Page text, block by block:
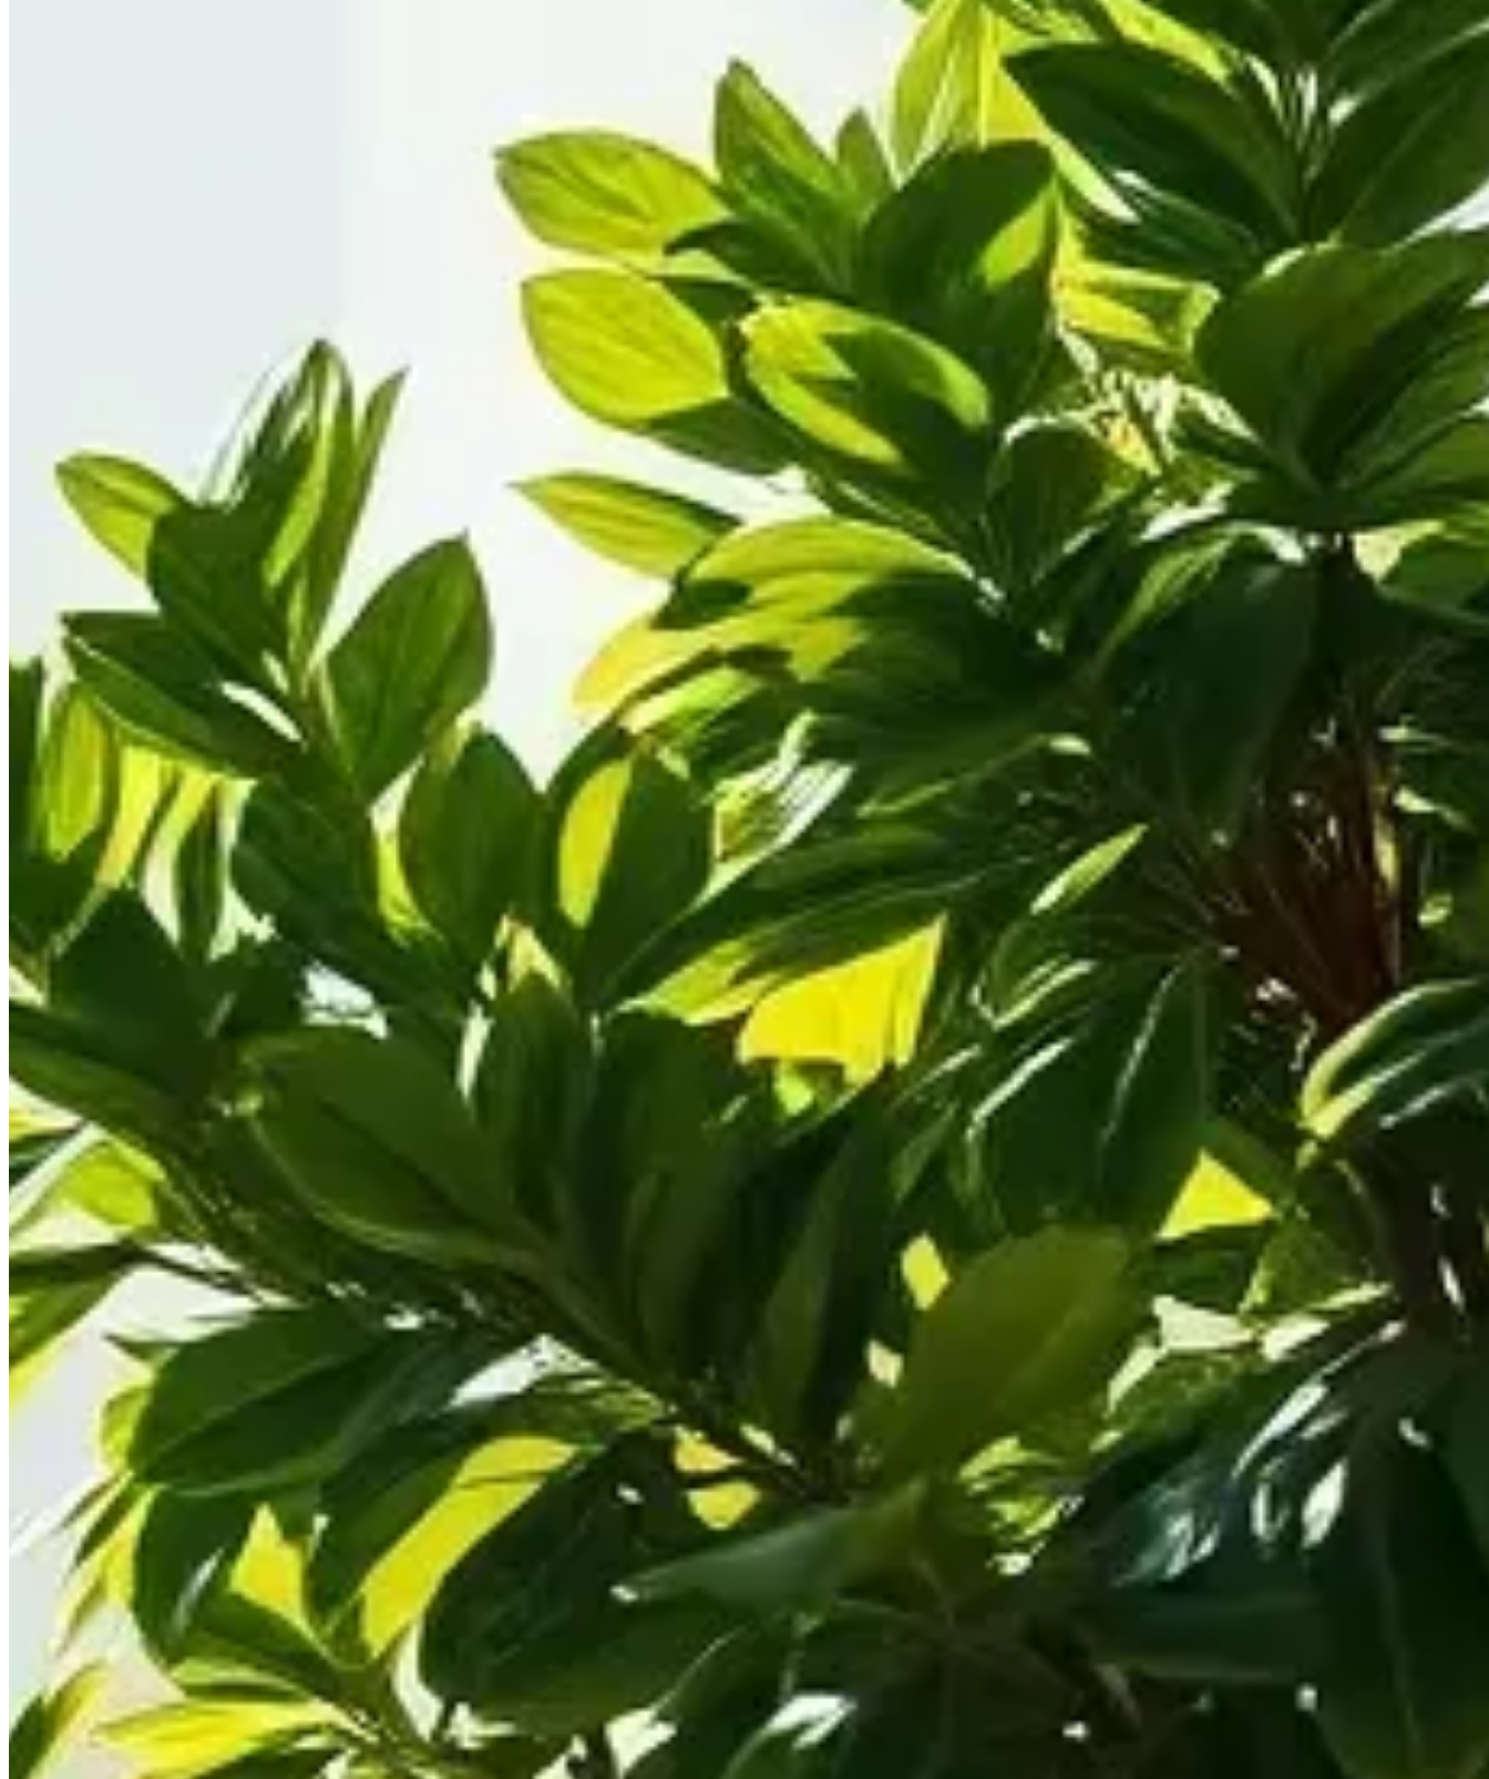
Publié le24 mai 2026 à 06:00
Découvrez tout sur le ficus : ses variétés, conseils d'entretien et astuces pour le placer dans votre intérieur.
Présentation du Ficus
Le ficus est un genre de plantes à fleurs de la famille des Moraceae, qui regroupe plus de 750 espèces. Il est principalement connu pour ses variétés d'intérieur, comme le Ficus benjamina,
souvent appelé figuier pleureur. Avec ses feuilles brillantes et son port élégant, cette plante est idéale pour apporter une touche de verdure à votre intérieur.
Les différentes variétés de Ficus
Parmi les espèces de ficus les plus populaires, on retrouve :
Ficus benjamina
: Réputé pour son feuillage dense et sa capacité à s'adapter à divers environnements.
Ficus elastica
: Connu sous le nom d'arbre à caoutchouc, il se distingue par ses grandes feuilles vert foncé.
Ficus lyrata
: Appelé figuier à feuilles de lyre, il attire par ses grandes feuilles en forme de lyre, parfait pour les grands espaces.
Ficus pumila
: Une liane qui peut être utilisée pour tapisser les murs ou comme plante grimpante.
Où placer un ficus dans la maison ?
Le choix de l'emplacement est crucial pour la santé de votre ficus. Voici quelques conseils :
Privilégiez un endroit lumineux, mais à l'abri de la lumière directe du soleil pour éviter les brûlures des feuilles.